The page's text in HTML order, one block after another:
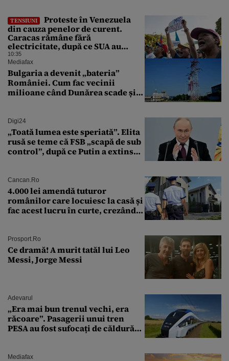
TENSIUNI
Proteste în Venezuela
din cauza penelor de curent.
Caracas rămâne fără
electricitate, după ce SUA au
promis modernizarea rețelei
10:35
Mediafax
Bulgaria a devenit „bateria”
României. Cum fac vecinii
milioane când Dunărea scade și
Digi24
„Toată lumea este speriată”. Elita
rusă se teme că FSB „scapă de sub
control”, după ce Putin a extins
Cancan.ro
4.000 lei amendă tuturor
românilor care locuiesc la casă și
fac acest lucru în curte, crezând
Prosport.ro
Ce dramă! A murit tatăl lui Leo
Messi, Jorge Messi
Adevarul
„Era mai bun trenul vechi, era
răcoare”. Pasagerii unui tren
PESA au fost sufocați de căldură
Mediafax